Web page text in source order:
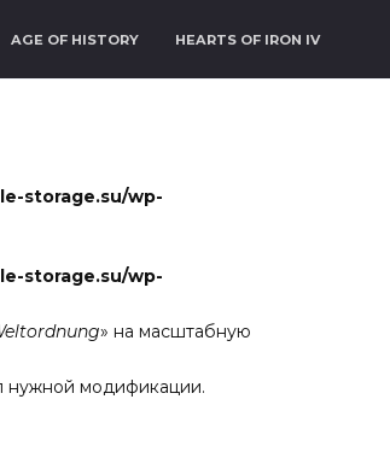
AGE OF HISTORY HEARTS OF IRON IV
storage.su/wp-
storage.su/wp-
» на масштабную
нужной модификации.